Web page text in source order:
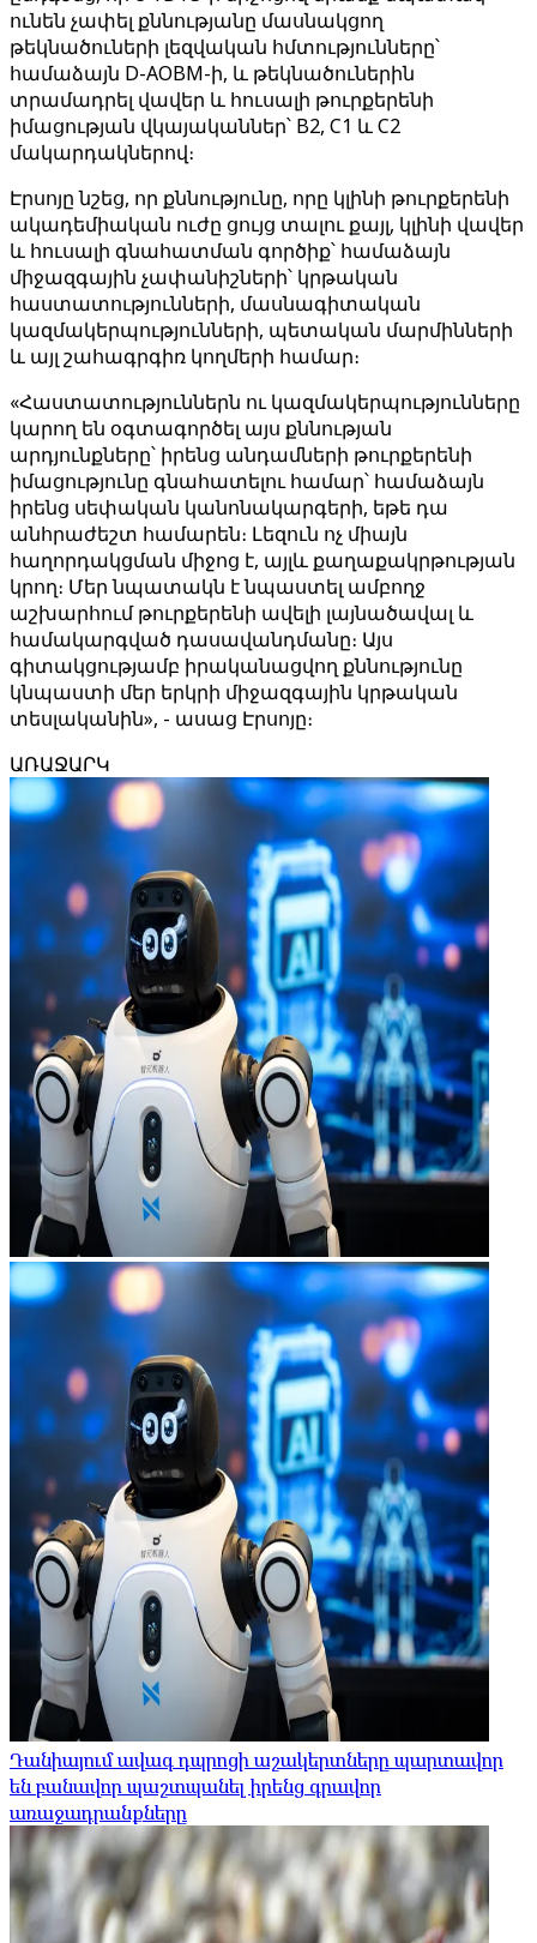
ունեն չափել քննությանը մասնակցող
թեկնածուների լեզվական հմտությունները՝
համաձայն D-AOBM-ի, և թեկնածուներին
տրամադրել վավեր և հուսալի թուրքերենի
իմացության վկայականներ՝ B2, C1 և C2
մակարդակներով։
Էրսոյը նշեց, որ քննությունը, որը կլինի թուրքերենի
ակադեմիական ուժը ցույց տալու քայլ, կլինի վավեր
և հուսալի գնահատման գործիք՝ համաձայն
միջազգային չափանիշների՝ կրթական
հաստատությունների, մասնագիտական ​​
կազմակերպությունների, պետական ​​​​մարմինների
և այլ շահագրգիռ կողմերի համար։
«Հաստատություններն ու կազմակերպությունները
կարող են օգտագործել այս քննության
արդյունքները՝ իրենց անդամների թուրքերենի
իմացությունը գնահատելու համար՝ համաձայն
իրենց սեփական կանոնակարգերի, եթե դա
անհրաժեշտ համարեն։ Լեզուն ոչ միայն
հաղորդակցման միջոց է, այլև քաղաքակրթության
կրող։ Մեր նպատակն է նպաստել ամբողջ
աշխարհում թուրքերենի ավելի լայնածավալ և
համակարգված դասավանդմանը։ Այս
գիտակցությամբ իրականացվող քննությունը
կնպաստի մեր երկրի միջազգային կրթական
տեսլականին», - ասաց Էրսոյը։
ԱՌԱՋԱՐԿ
Դանիայում ավագ դպրոցի աշակերտները պարտավոր
են բանավոր պաշտպանել իրենց գրավոր
առաջադրանքները